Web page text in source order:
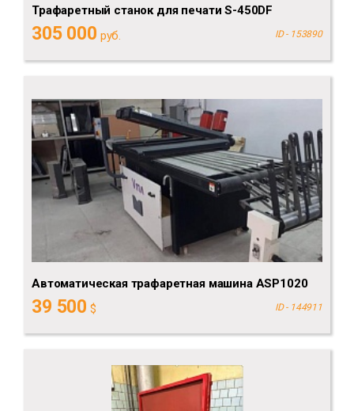
Трафаретный станок для печати S-450DF
305 000 руб. ID - 153890
Aвтоматическая трафаретная машина ASP1020
39 500 $ ID - 144911